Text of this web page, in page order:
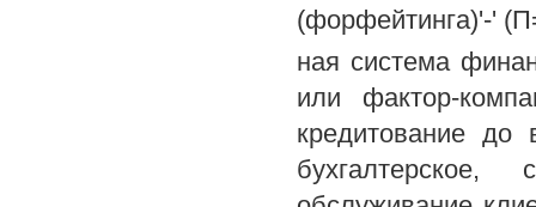
(форфейтинга)'-'
ная система
или фактор-
кредитование до
бухгалтерское,